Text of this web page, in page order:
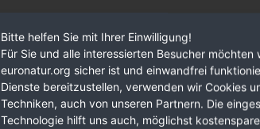
Bitte helfen Sie mit Ihrer Einwilligung!
Für Sie und alle interessierten Besucher möchten
euronatur.org sicher ist und einwandfrei
Dienste bereitzustellen, verwenden wir Cookies
Techniken, auch von unseren Partnern. Die
Technologie hilft uns auch, möglichst